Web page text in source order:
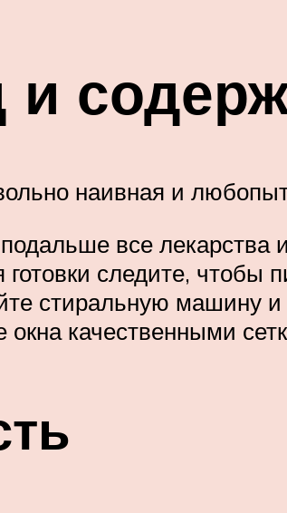
и
наивная и
все лекарства
готовки следите, чтобы
стиральную машину и
окна качественными